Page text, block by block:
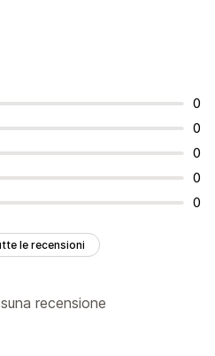
0
0
0
0
0
le recensioni
recensione